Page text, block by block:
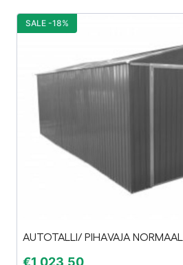
AUTOTALLI/ PIHAVAJA
€1 023,50
SALE -18%